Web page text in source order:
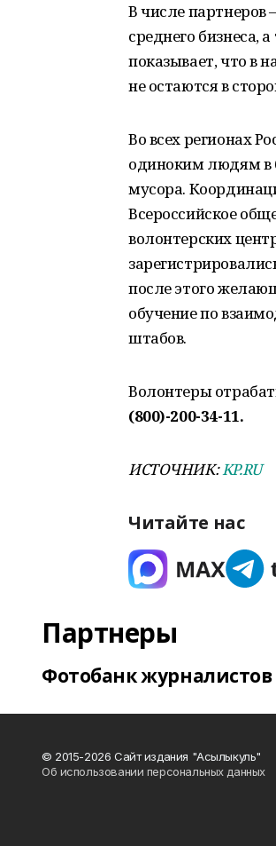
В числе партнеров
среднего бизнеса,
показывает, что в
не остаются в
Во всех регионах
одиноким людям в
мусора.
Всероссийское
волонтерских
после этого
обучение по
штабов.
Волонтеры
(800)-200-34-11.
ИСТОЧНИК:KP.RU
Читайте нас
Партнеры
Фотобанк журналистов
© 2015-2026 Сайт издания "Асылыкуль"
Об использовании персональных данных